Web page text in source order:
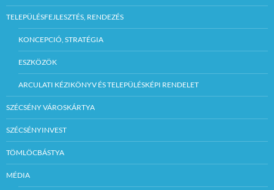
TELEPÜLÉSFEJLESZTÉS, RENDEZÉS
KONCEPCIÓ, STRATÉGIA
ESZKÖZÖK
ARCULATI KÉZIKÖNYV ÉS TELEPÜLÉSKÉPI RENDELET
SZÉCSÉNY VÁROSKÁRTYA
SZÉCSÉNYINVEST
TÖMLÖCBÁSTYA
MÉDIA